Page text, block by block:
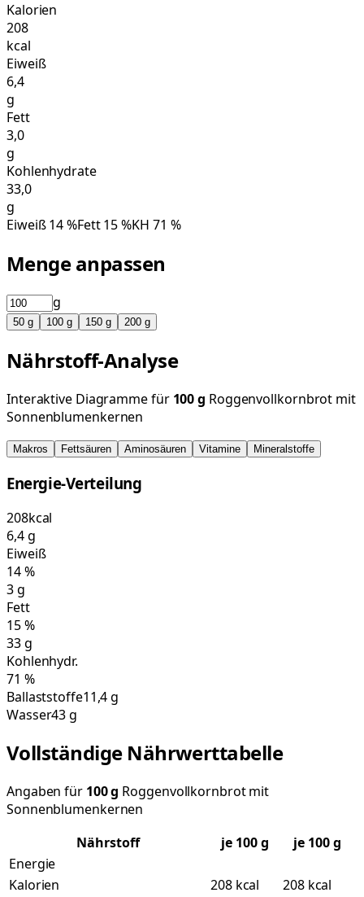
Kalorien
208
kcal
Eiweiß
6,4
g
Fett
3,0
g
Kohlenhydrate
33,0
g
Eiweiß14%Fett15%KH 71 %
Menge anpassen
g
50 g 100 g 150 g 200 g
Nährstoff-Analyse
Interaktive Diagramme für 100g Roggenvollkornbrot mit
Sonnenblumenkernen
Makros Fettsäuren Aminosäuren Vitamine Mineralstoffe
Energie-Verteilung
208kcal
6,4g
Eiweiß
14%
3g
Fett
15%
33g
Kohlenhydr.
71 %
Ballaststoffe11,4 g
Wasser43 g
Vollständige Nährwerttabelle
Angaben für 100g Roggenvollkornbrot mit
Sonnenblumenkernen
Nährstoff
je 100g
je 100 g
Energie
Kalorien
208 kcal 208 kcal